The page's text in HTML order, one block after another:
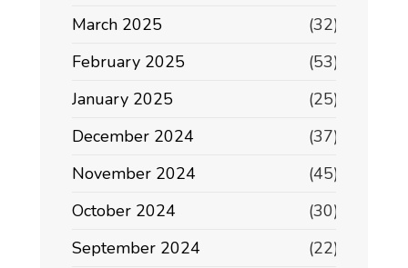
March 2025
(32)
February 2025
(53)
January 2025
(25)
December 2024
(37)
November 2024
(45)
October 2024
(30)
September 2024
(22)